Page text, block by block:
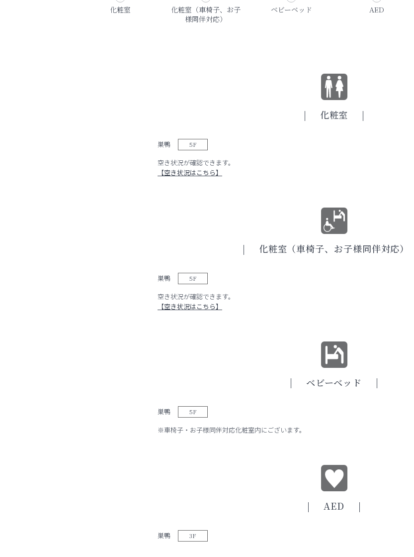
化粧室
化粧室（車椅子、お子
様同伴対応）
ベビーベッド AED
化粧室
巣鴨 5F
空き状況が確認できます。
【空き状況はこちら】
化粧室（車椅子、お子様同伴対応）
巣鴨 5F
空き状況が確認できます。
【空き状況はこちら】
ベビーベッド
巣鴨 5F
※車椅子・お子様同伴対応化粧室内にございます。
AED
巣鴨 3F